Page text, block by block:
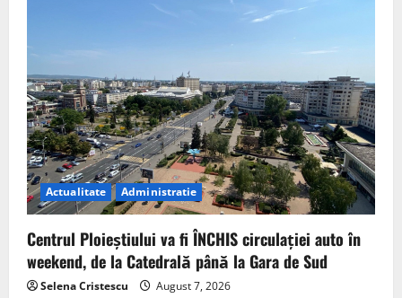
Actualitate Administratie
Centrul Ploieștiului va fi ÎNCHIS circulației auto în
weekend, de la Catedrală până la Gara de Sud
Selena Cristescu August 7, 2026